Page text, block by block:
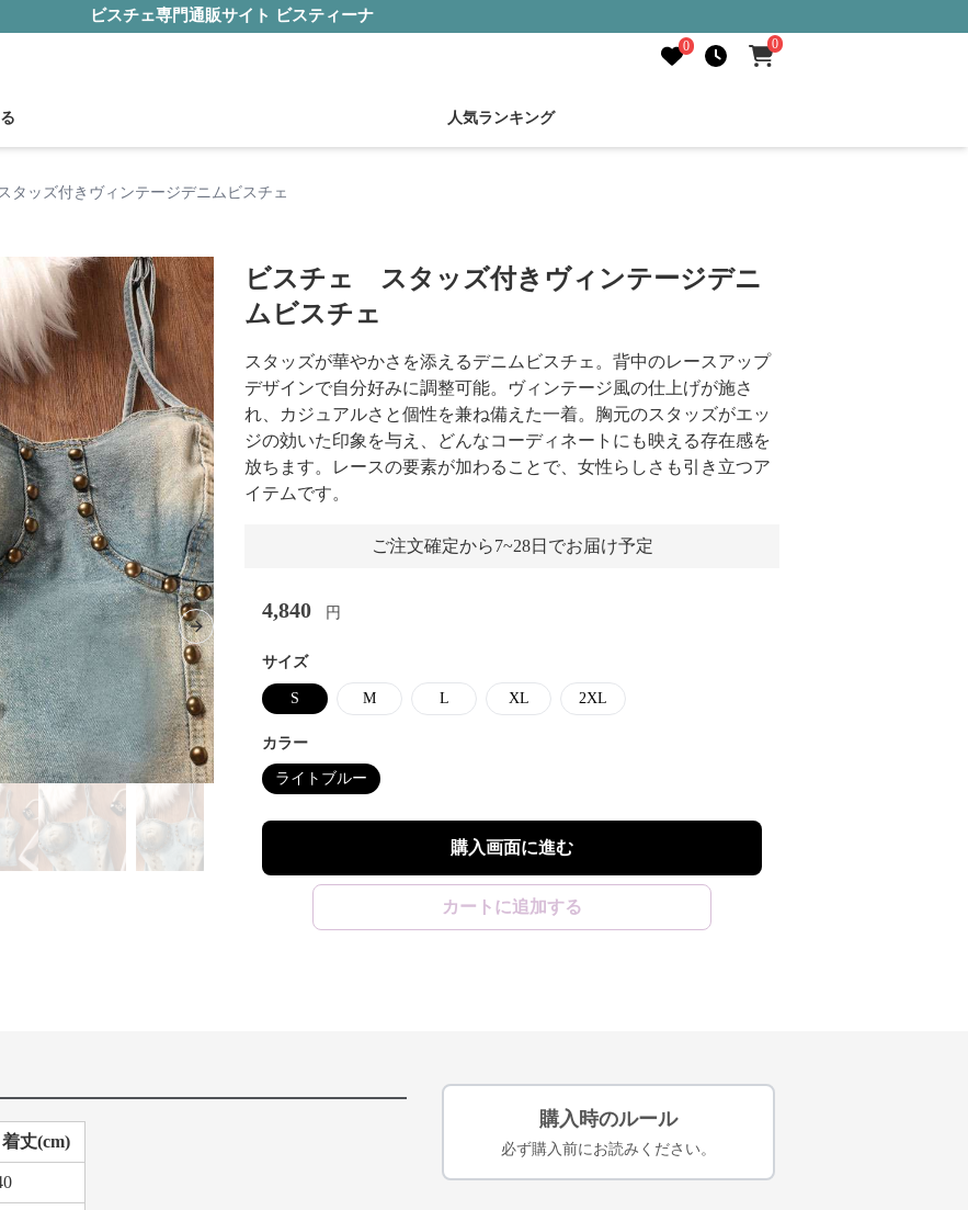
ビスチェ専門通販サイト ビスティーナ
0 0
人気ランキング
タッズ付きヴィンテージデニムビスチェ
Next slide
ビスチェ スタッズ付きヴィンテージデニ
ムビスチェ
スタッズが華やかさを添えるデニムビスチェ。背中のレースアップ
デザインで自分好みに調整可能。ヴィンテージ風の仕上げが施さ
れ、カジュアルさと個性を兼ね備えた一着。胸元のスタッズがエッ
ジの効いた印象を与え、どんなコーディネートにも映える存在感を
放ちます。レースの要素が加わることで、女性らしさも引き立つア
イテムです。
ご注文確定から7~28日でお届け予定
4,840 円
サイズ
S M L XL 2XL
カラー
ライトブルー
購入画面に進む
カートに追加する
着丈(cm)
購入時のルール
必ず購入前にお読みください。